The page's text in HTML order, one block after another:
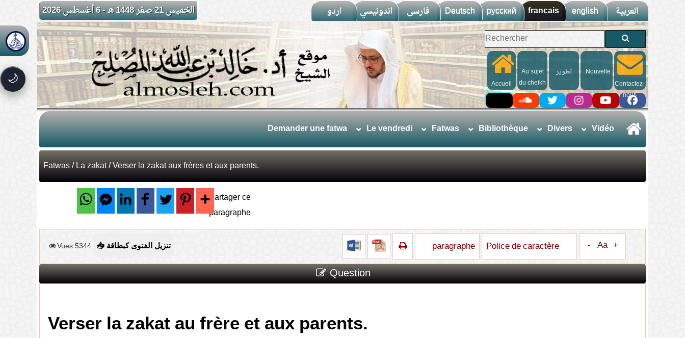
العربية english
francais
русский
Deutsch فارسى اندونيسي اردو الخميس 21 صفر 1448 هـ - 6 أغسطس 2026
🌙 Accueil
Au sujet
du cheikh
تطوير
Nouvelle
Contactez-
nous
Vidéo
Divers
Bibliothèque
Fatwas
Le vendredi
Demander une fatwa
Fatwas/La zakat/ Verser la zakat aux frères et aux parents.
Partager ce
paragraphe
Vues:5344 📥 تنزيل الفتوى كبطاقة paragraphe Police de caractère - Aa +
Question
Verser la zakat au frère et aux parents.